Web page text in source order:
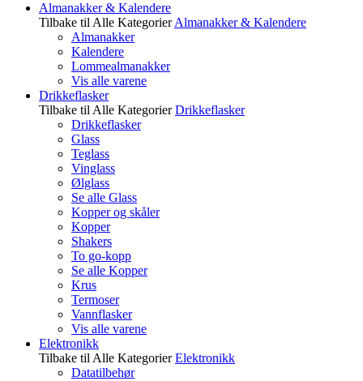
Almanakker & Kalendere
Tilbake til Alle Kategorier Almanakker & Kalendere
Almanakker
Kalendere
Lommealmanakker
Vis alle varene
Drikkeflasker
Tilbake til Alle Kategorier Drikkeflasker
Drikkeflasker
Glass
Teglass
Vinglass
Ølglass
Se alle Glass
Kopper og skåler
Kopper
Shakers
To go-kopp
Se alle Kopper
Krus
Termoser
Vannflasker
Vis alle varene
Elektronikk
Tilbake til Alle Kategorier Elektronikk
Datatilbehør